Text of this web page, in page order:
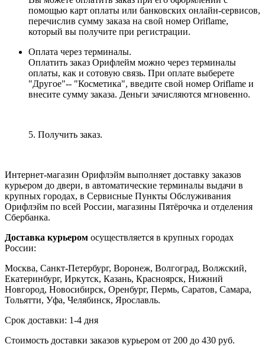
помощью карт оплаты или банковских онлайн-сервисов,
перечислив сумму заказа на свой номер Oriflame,
который вы получите при регистрации.
Оплата через терминалы.
Оплатить заказ Орифлейм можно через терминалы
оплаты, как и сотовую связь. При оплате выберете
"Другое"-- "Косметика", введите свой номер Oriflame и
внесите сумму заказа. Деньги зачисляются мгновенно.
5. Получить заказ.
Интернет-магазин Орифлэйм выполняет доставку заказов
курьером до двери, в автоматические терминалы выдачи в
крупных городах, в Сервисные Пункты Обслуживания
Орифлэйм по всей России, магазины Пятёрочка и отделения
Сбербанка.
Доставка курьером осуществляется в крупных городах
России:
Москва, Санкт-Петербург, Воронеж, Волгоград, Волжский,
Екатеринбург, Иркутск, Казань, Красноярск, Нижний
Новгород, Новосибирск, Оренбург, Пермь, Саратов, Самара,
Тольятти, Уфа, Челябинск, Ярославль.
Срок доставки: 1-4 дня
Стоимость доставки заказов курьером от 200 до 430 руб.